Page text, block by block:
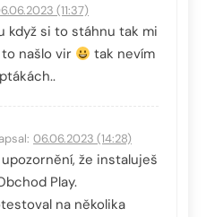
(11:37)
když si to stáhnu tak mi
našlo vir
tak nevím
06.06.2023 (14:28)
že instaluješ
Play.
na několika